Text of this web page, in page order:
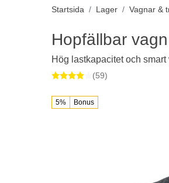
Startsida Lager Vagnar &
5% Bonus
Hopfällbar
Hög lastkapacitet och smart
(59)